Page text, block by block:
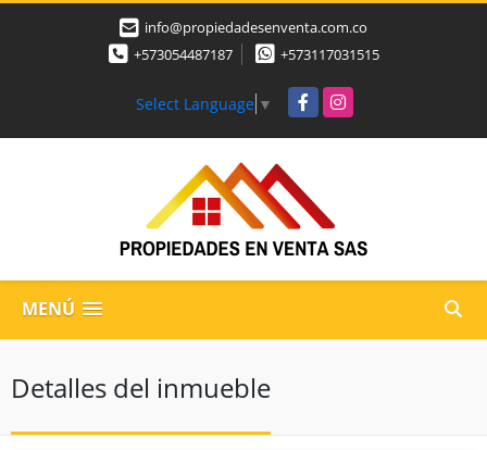
info@propiedadesenventa.com.co
+573054487187
+573117031515
Select Language ▼ FacebookInstagram
MENÚ
Detalles del inmueble